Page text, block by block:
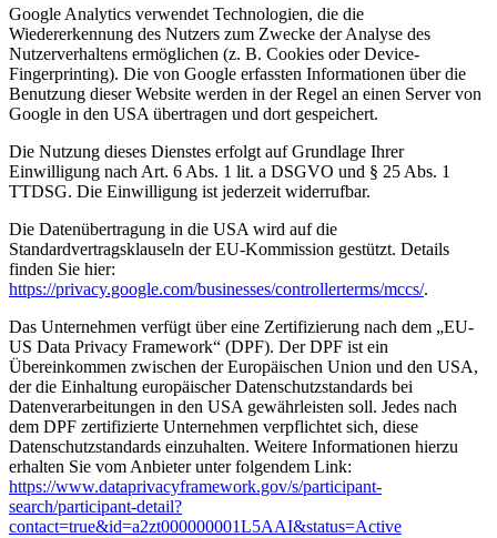
Google Analytics verwendet Technologien, die die
Wiedererkennung des Nutzers zum Zwecke der Analyse des
Nutzerverhaltens ermöglichen (z. B. Cookies oder Device-
Fingerprinting). Die von Google erfassten Informationen über die
Benutzung dieser Website werden in der Regel an einen Server von
Google in den USA übertragen und dort gespeichert.
Die Nutzung dieses Dienstes erfolgt auf Grundlage Ihrer
Einwilligung nach Art. 6 Abs. 1 lit. a DSGVO und § 25 Abs. 1
TTDSG. Die Einwilligung ist jederzeit widerrufbar.
Die Datenübertragung in die USA wird auf die
Standardvertragsklauseln der EU-Kommission gestützt. Details
finden Sie hier:
https://privacy.google.com/businesses/controllerterms/mccs/.
Das Unternehmen verfügt über eine Zertifizierung nach dem „EU-
US Data Privacy Framework“ (DPF). Der DPF ist ein
Übereinkommen zwischen der Europäischen Union und den USA,
der die Einhaltung europäischer Datenschutzstandards bei
Datenverarbeitungen in den USA gewährleisten soll. Jedes nach
dem DPF zertifizierte Unternehmen verpflichtet sich, diese
Datenschutzstandards einzuhalten. Weitere Informationen hierzu
erhalten Sie vom Anbieter unter folgendem Link:
https://www.dataprivacyframework.gov/s/participant-
search/participant-detail?
contact=true&id=a2zt000000001L5AAI&status=Active